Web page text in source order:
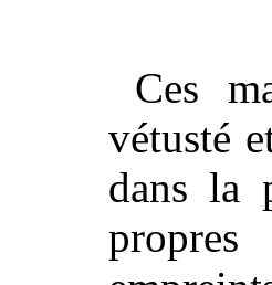
Ces
vétusté
dans la